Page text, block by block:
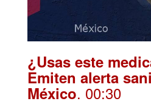
¿Usas este
Emiten alerta
México. 00:30